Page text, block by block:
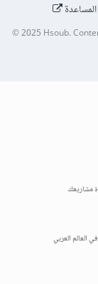
© 2025 Hsoub.